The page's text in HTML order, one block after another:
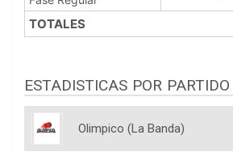
TOTALES
ESTADISTICAS POR PARTIDO
Olimpico (La Banda)